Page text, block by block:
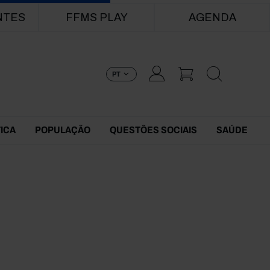
FFMS PLAY AGENDA
PT
POPULAÇÃO QUESTÕES SOCIAIS SAÚDE